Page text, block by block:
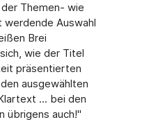
Themen- wie
Auswahl
Brei
wie der Titel
präsentierten
ausgewählten
... bei den
übrigens auch!"